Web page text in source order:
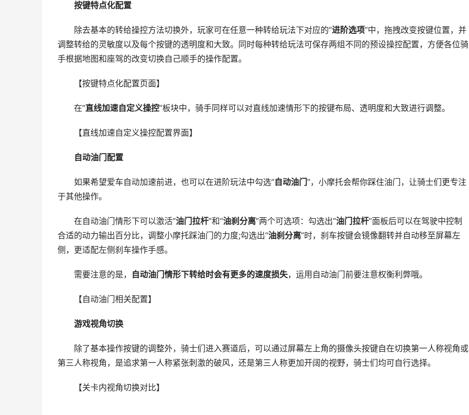
按键特点化配置
除去基本的转给操控方法切换外，玩家可在任意一种转给玩法下对应的“进阶选项”中，拖拽改变按键位置，并
调整转给的灵敏度以及每个按键的透明度和大致。同时每种转给玩法可保存两组不同的预设操控配置，方便各位骑
手根据地图和座驾的改变切换自己顺手的操作配置。
【按键特点化配置页面】
在“直线加速自定义操控”板块中，骑手同样可以对直线加速情形下的按键布局、透明度和大致进行调整。
【直线加速自定义操控配置界面】
自动油门配置
如果希望爱车自动加速前进，也可以在进阶玩法中勾选“自动油门”，小摩托会帮你踩住油门，让骑士们更专注
于其他操作。
在自动油门情形下可以激活“油门拉杆”和“油刹分离”两个可选项：勾选出“油门拉杆”面板后可以在驾驶中控制
合适的动力输出百分比，调整小摩托踩油门的力度;勾选出“油刹分离”时，刹车按键会镜像翻转并自动移至屏幕左
侧，更适配左侧刹车操作手感。
需要注意的是， 自动油门情形下转给时会有更多的速度损失，运用自动油门前要注意权衡利弊哦。
【自动油门相关配置】
游戏视角切换
除了基本操作按键的调整外，骑士们进入赛道后，可以通过屏幕左上角的摄像头按键自在切换第一人称视角或
第三人称视角，是追求第一人称紧张刺激的破风，还是第三人称更加开阔的视野，骑士们均可自行选择。
【关卡内视角切换对比】